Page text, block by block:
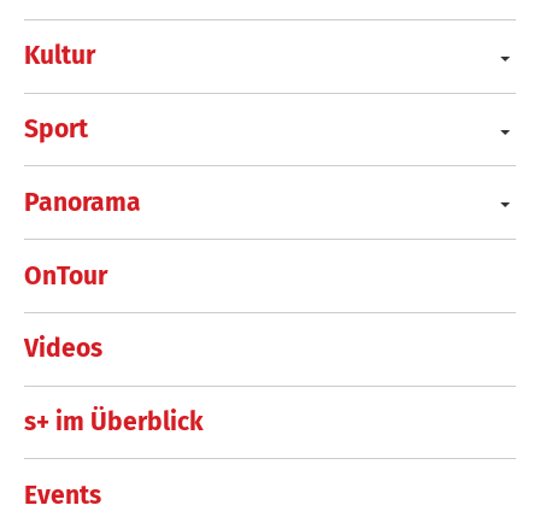
Kultur
Sport
Panorama
OnTour
Videos
s+ im Überblick
Events